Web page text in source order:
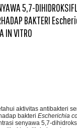
5,7-
BAKTERI
IN VITRO
aktivitas antibakteri
bakteri Escherichia
senyawa 5,7-